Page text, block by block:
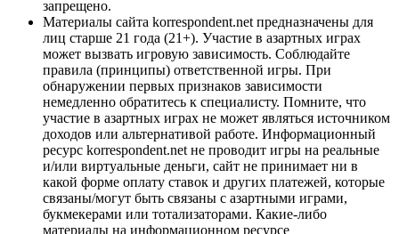
запрещено.
Материалы сайта korrespondent.net предназначены для
лиц старше 21 года (21+). Участие в азартных играх
может вызвать игровую зависимость. Соблюдайте
правила (принципы) ответственной игры. При
обнаружении первых признаков зависимости
немедленно обратитесь к специалисту. Помните, что
участие в азартных играх не может являться источником
доходов или альтернативой работе. Информационный
ресурс korrespondent.net не проводит игры на реальные
и/или виртуальные деньги, сайт не принимает ни в
какой форме оплату ставок и других платежей, которые
связаны/могут быть связаны с азартными играми,
букмекерами или тотализаторами. Какие-либо
материалы на информационном ресурсе